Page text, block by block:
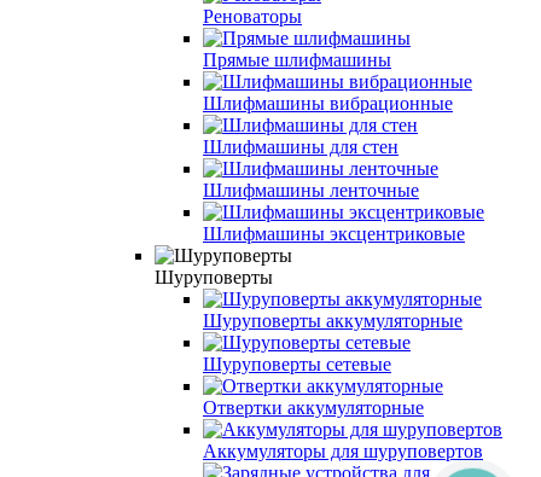
Реноваторы
Прямые шлифмашины
Шлифмашины вибрационные
Шлифмашины для стен
Шлифмашины ленточные
Шлифмашины эксцентриковые
Шуруповерты
Шуруповерты аккумуляторные
Шуруповерты сетевые
Отвертки аккумуляторные
Аккумуляторы для шуруповертов